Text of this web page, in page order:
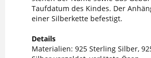
Taufdatum des Kindes. Der
einer Silberkette befestigt.
Details
Materialien: 925 Sterling Silber,